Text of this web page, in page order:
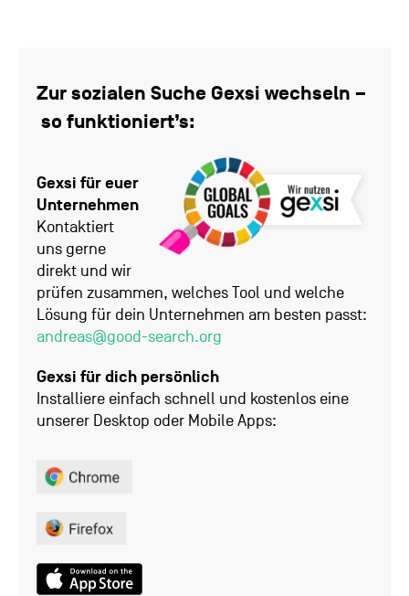
Zur sozialen Suche Gexsi wechseln –
so funktioniert’s:
Gexsi für euer
Unternehmen
Kontaktiert
uns gerne
direkt und wir
prüfen zusammen, welches Tool und welche
Lösung für dein Unternehmen am besten passt:
andreas@good-search.org
Gexsi für dich persönlich
Installiere einfach schnell und kostenlos eine
unserer Desktop oder Mobile Apps: